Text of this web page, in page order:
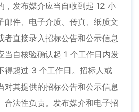
，发布媒介应当自收到起 12 小
邮件、电子介质、传真、纸质文
者直接录入招标公告和公示信息
当自核验确认起 1 个工作日内发
得超过 3 个工作日。招标人或
对其提供的招标公告和公示信息
合法性负责。发布媒介和电子招